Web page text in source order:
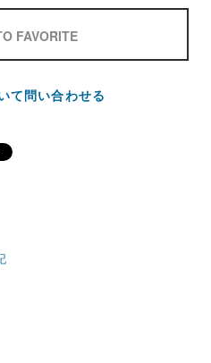
FAVORITE
て問い合わせる